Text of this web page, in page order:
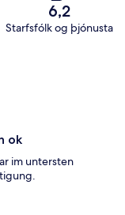
6,2
Starfsfólk og þjónusta
ok
im untersten